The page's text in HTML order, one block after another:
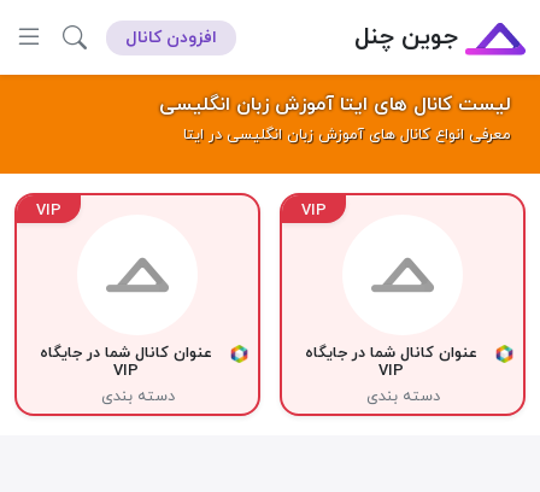
جوین چنل افزودن کانال
لیست کانال های ایتا آموزش زبان انگلیسی
معرفی انواع کانال های آموزش زبان انگلیسی در ایتا
VIP
عنوان کانال شما در جایگاه
VIP
دسته بندی
VIP
عنوان کانال شما در جایگاه
VIP
دسته بندی